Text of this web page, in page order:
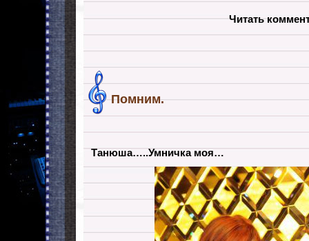
Читать
Помним.
Танюша…..Умничка моя…